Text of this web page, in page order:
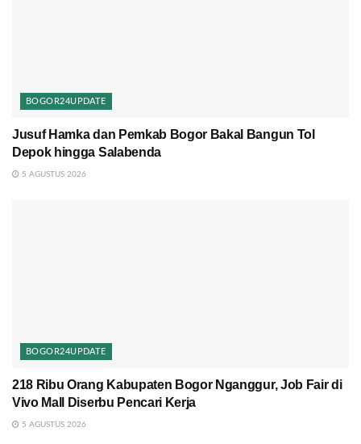
BOGOR24UPDATE
Jusuf Hamka dan Pemkab Bogor Bakal Bangun Tol
Depok hingga Salabenda
5 AGUSTUS 2026
BOGOR24UPDATE
218 Ribu Orang Kabupaten Bogor Nganggur, Job Fair di
Vivo Mall Diserbu Pencari Kerja
5 AGUSTUS 2026